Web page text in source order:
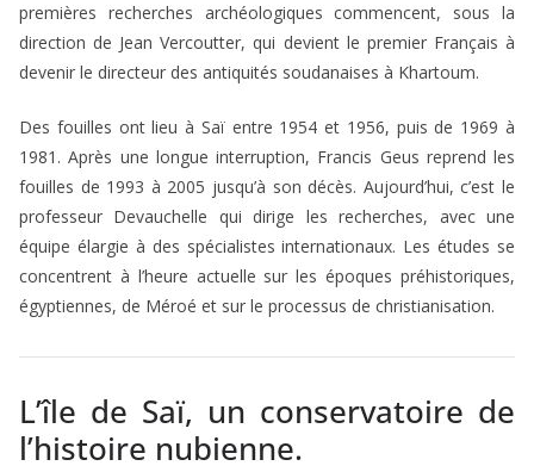
premières recherches archéologiques commencent, sous la
direction de Jean Vercoutter, qui devient le premier Français à
devenir le directeur des antiquités soudanaises à Khartoum.
Des fouilles ont lieu à Saï entre 1954 et 1956, puis de 1969 à
1981. Après une longue interruption, Francis Geus reprend les
fouilles de 1993 à 2005 jusqu’à son décès. Aujourd’hui, c’est le
professeur Devauchelle qui dirige les recherches, avec une
équipe élargie à des spécialistes internationaux. Les études se
concentrent à l’heure actuelle sur les époques préhistoriques,
égyptiennes, de Méroé et sur le processus de christianisation.
L’île de Saï, un conservatoire de
l’histoire nubienne.